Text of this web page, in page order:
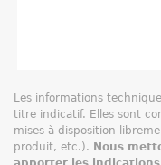
Les informations
titre indicatif. Elles sont
mises à disposition
produit, etc.). Nous